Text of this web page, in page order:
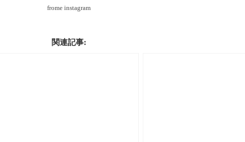
frome instagram
関連記事: